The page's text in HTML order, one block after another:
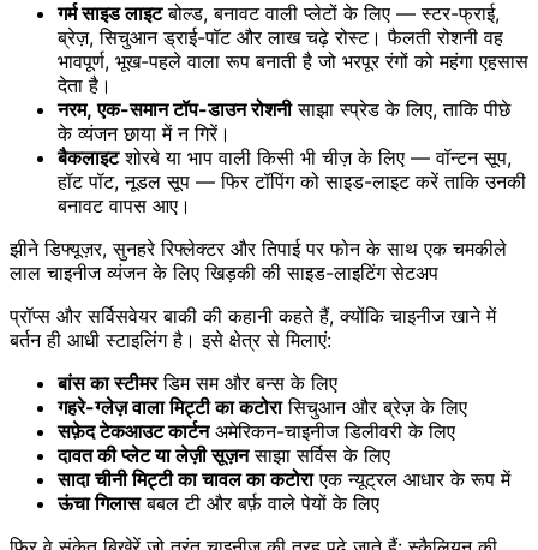
गर्म साइड लाइटबोल्ड, बनावट वाली प्लेटों के लिए — स्टर-फ्राई,
ब्रेज़, सिचुआन ड्राई-पॉट और लाख चढ़े रोस्ट। फैलती रोशनी वह
भावपूर्ण, भूख-पहले वाला रूप बनाती है जो भरपूर रंगों को महंगा एहसास
देता है।
नरम, एक-समान टॉप-डाउन रोशनीसाझा स्प्रेड के लिए, ताकि पीछे
के व्यंजन छाया में न गिरें।
बैकलाइटशोरबे या भाप वाली किसी भी चीज़ के लिए — वॉन्टन सूप,
हॉट पॉट, नूडल सूप — फिर टॉपिंग को साइड-लाइट करें ताकि उनकी
बनावट वापस आए।
झीने डिफ्यूज़र, सुनहरे रिफ्लेक्टर और तिपाई पर फोन के साथ एक चमकीले
लाल चाइनीज व्यंजन के लिए खिड़की की साइड-लाइटिंग सेटअप
प्रॉप्स और सर्विसवेयर बाकी की कहानी कहते हैं, क्योंकि चाइनीज खाने में
बर्तन ही आधी स्टाइलिंग है। इसे क्षेत्र से मिलाएं:
बांस का स्टीमरडिम सम और बन्स के लिए
गहरे-ग्लेज़ वाला मिट्टी का कटोरासिचुआन और ब्रेज़ के लिए
सफ़ेद टेकआउट कार्टनअमेरिकन-चाइनीज डिलीवरी के लिए
दावत की प्लेट या लेज़ी सूज़नसाझा सर्विस के लिए
सादा चीनी मिट्टी का चावल का कटोराएक न्यूट्रल आधार के रूप में
ऊंचा गिलासबबल टी और बर्फ़ वाले पेयों के लिए